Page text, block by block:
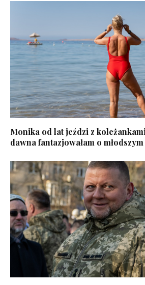
Monika od lat jeździ z
dawna fantazjowałam o